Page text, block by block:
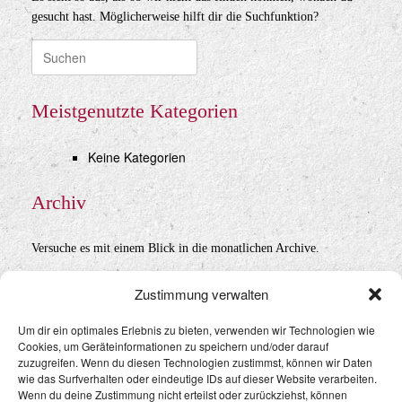
Zustimmung verwalten
Um dir ein optimales Erlebnis zu bieten, verwenden wir Technologien wie
Cookies, um Geräteinformationen zu speichern und/oder darauf
zuzugreifen. Wenn du diesen Technologien zustimmst, können wir Daten
wie das Surfverhalten oder eindeutige IDs auf dieser Website verarbeiten.
Wenn du deine Zustimmung nicht erteilst oder zurückziehst, können
gesucht hast. Möglicherweise hilft dir die Suchfunktion?
Suche
nach:
Meistgenutzte Kategorien
Keine Kategorien
Archiv
Versuche es mit einem Blick in die monatlichen Archive.
Datenschutz&Impressum